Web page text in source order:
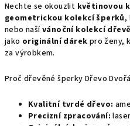
Nechte se okouzlit květinovou
geometrickou kolekcí šperků,
nebo našívánoční kolekcí
jako originální dárek pro ženy,
za výrobkem.
Proč dřevěné šperky Dřevo
Kvalitní tvrdé dřevo:
Precizní zpracování: